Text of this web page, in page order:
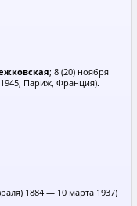
; 8 (20) ноября
Париж, Франция).
1884 — 10 марта 1937)